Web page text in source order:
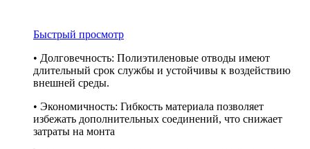
Быстрый просмотр
• Долговечность: Полиэтиленовые отводы имеют
длительный срок службы и устойчивы к воздействию
внешней среды.
• Экономичность: Гибкость материала позволяет
избежать дополнительных соединений, что снижает
затраты на монта